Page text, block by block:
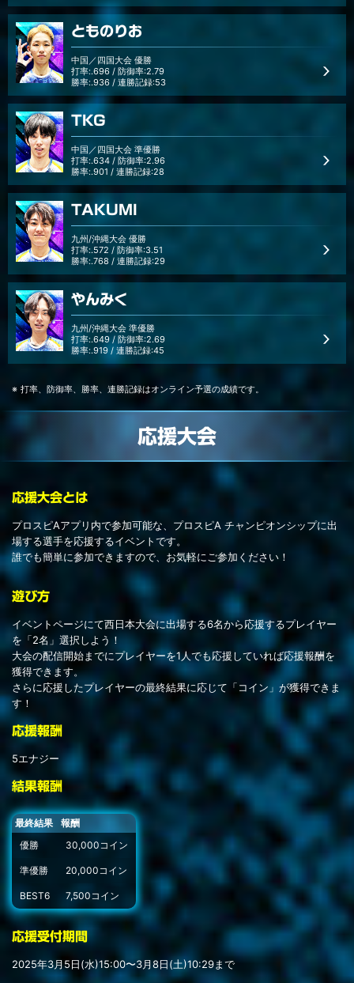
とものりお
中国／四国大会 優勝
打率:.696 / 防御率:2.79
勝率:.936 / 連勝記録:53
TKG
中国／四国大会 準優勝
打率:.634 / 防御率:2.96
勝率:.901 / 連勝記録:28
TAKUMI
九州/沖縄大会 優勝
打率:.572 / 防御率:3.51
勝率:.768 / 連勝記録:29
やんみく
九州/沖縄大会 準優勝
打率:.649 / 防御率:2.69
勝率:.919 / 連勝記録:45
打率、防御率、勝率、連勝記録はオンライン予選の成績です。
応援大会
応援大会とは
プロスピAアプリ内で参加可能な、プロスピA チャンピオンシップに出
場する選手を応援するイベントです。
誰でも簡単に参加できますので、お気軽にご参加ください！
遊び方
イベントページにて西日本大会に出場する6名から応援するプレイヤー
を「2名」選択しよう！
大会の配信開始までにプレイヤーを1人でも応援していれば応援報酬を
獲得できます。
さらに応援したプレイヤーの最終結果に応じて「コイン」が獲得できま
す！
応援報酬
5エナジー
結果報酬
最終結果
報酬
優勝
30,000コイン
準優勝 20,000コイン
BEST6 7,500コイン
応援受付期間
2025年3月5日(水)15:00〜3月8日(土)10:29まで